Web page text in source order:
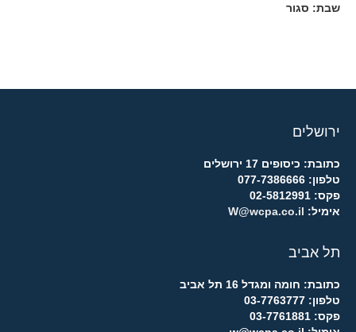
שבת: סגור
ירושלים
כתובת: כיסופים 17 ירושלים
טלפון: 077-7386666
פקס: 02-5812991
אימיל: W@wcpa.co.il
תל אביב
כתובת: חומה ומגדל 16 תל אביב
טלפון: 03-7763777
פקס: 03-7761881